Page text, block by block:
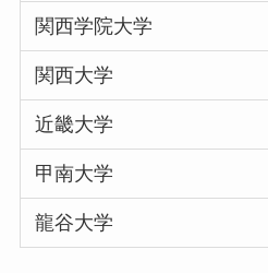
関西学院大学
関西大学
近畿大学
甲南大学
龍谷大学